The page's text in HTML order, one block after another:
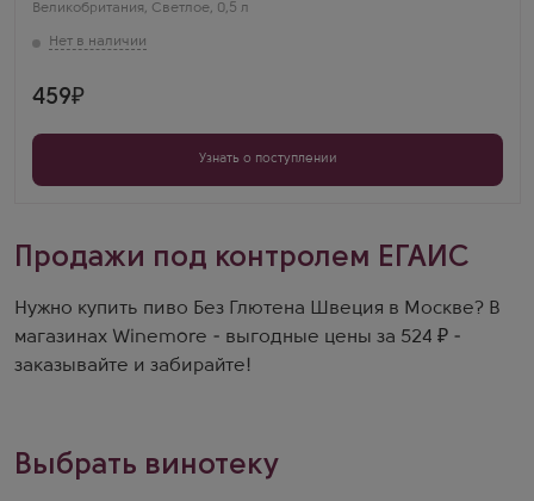
Великобритания, Светлое, 0,5 л
459
Узнать о поступлении
Продажи под контролем ЕГАИС
Нужно купить пиво Без Глютена Швеция в Москве? В
магазинах Winemore - выгодные цены за 524 ₽ -
заказывайте и забирайте!
Выбрать винотеку